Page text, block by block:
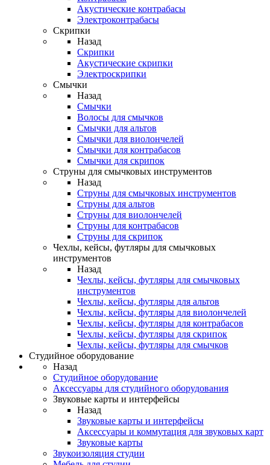
Акустические контрабасы
Электроконтрабасы
Скрипки
Назад
Скрипки
Акустические скрипки
Электроскрипки
Смычки
Назад
Смычки
Волосы для смычков
Смычки для альтов
Смычки для виолончелей
Смычки для контрабасов
Смычки для скрипок
Струны для смычковых инструментов
Назад
Струны для смычковых инструментов
Струны для альтов
Струны для виолончелей
Струны для контрабасов
Струны для скрипок
Чехлы, кейсы, футляры для смычковых
инструментов
Назад
Чехлы, кейсы, футляры для смычковых
инструментов
Чехлы, кейсы, футляры для альтов
Чехлы, кейсы, футляры для виолончелей
Чехлы, кейсы, футляры для контрабасов
Чехлы, кейсы, футляры для скрипок
Чехлы, кейсы, футляры для смычков
Студийное оборудование
Назад
Студийное оборудование
Аксессуары для студийного оборудования
Звуковые карты и интерфейсы
Назад
Звуковые карты и интерфейсы
Аксессуары и коммутация для звуковых карт
Звуковые карты
Звукоизоляция студии